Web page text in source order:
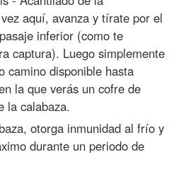
aquí, avanza y tírate por el
inferior (como te
captura). Luego simplemente
camino disponible hasta
la que verás un cofre de
la calabaza.
otorga inmunidad al frío y
durante un periodo de